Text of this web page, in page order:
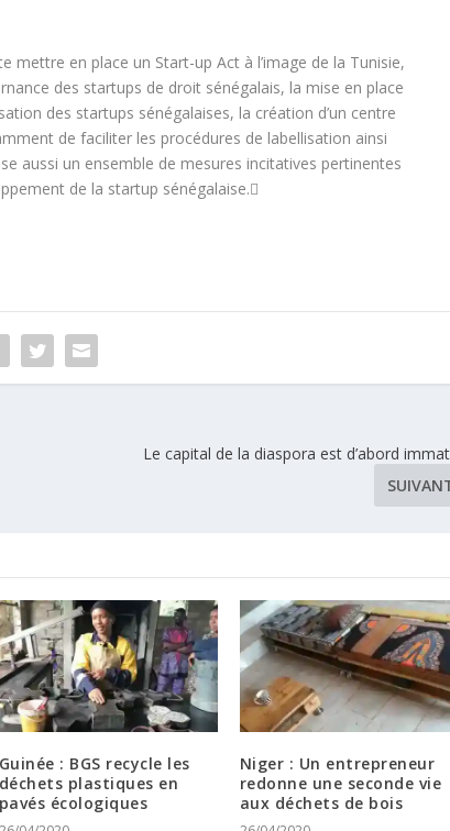
mettre en place un Start-up Act à l’image de la Tunisie,
des startups de droit sénégalais, la mise en place
des startups sénégalaises, la création d’un centre
de faciliter les procédures de labellisation ainsi
aussi un ensemble de mesures incitatives pertinentes
de la startup sénégalaise.
Le capital de la diaspora est d’abord
Guinée : BGS recycle les
déchets plastiques en
pavés écologiques
Niger : Un entrepreneur
redonne une seconde vie
aux déchets de bois